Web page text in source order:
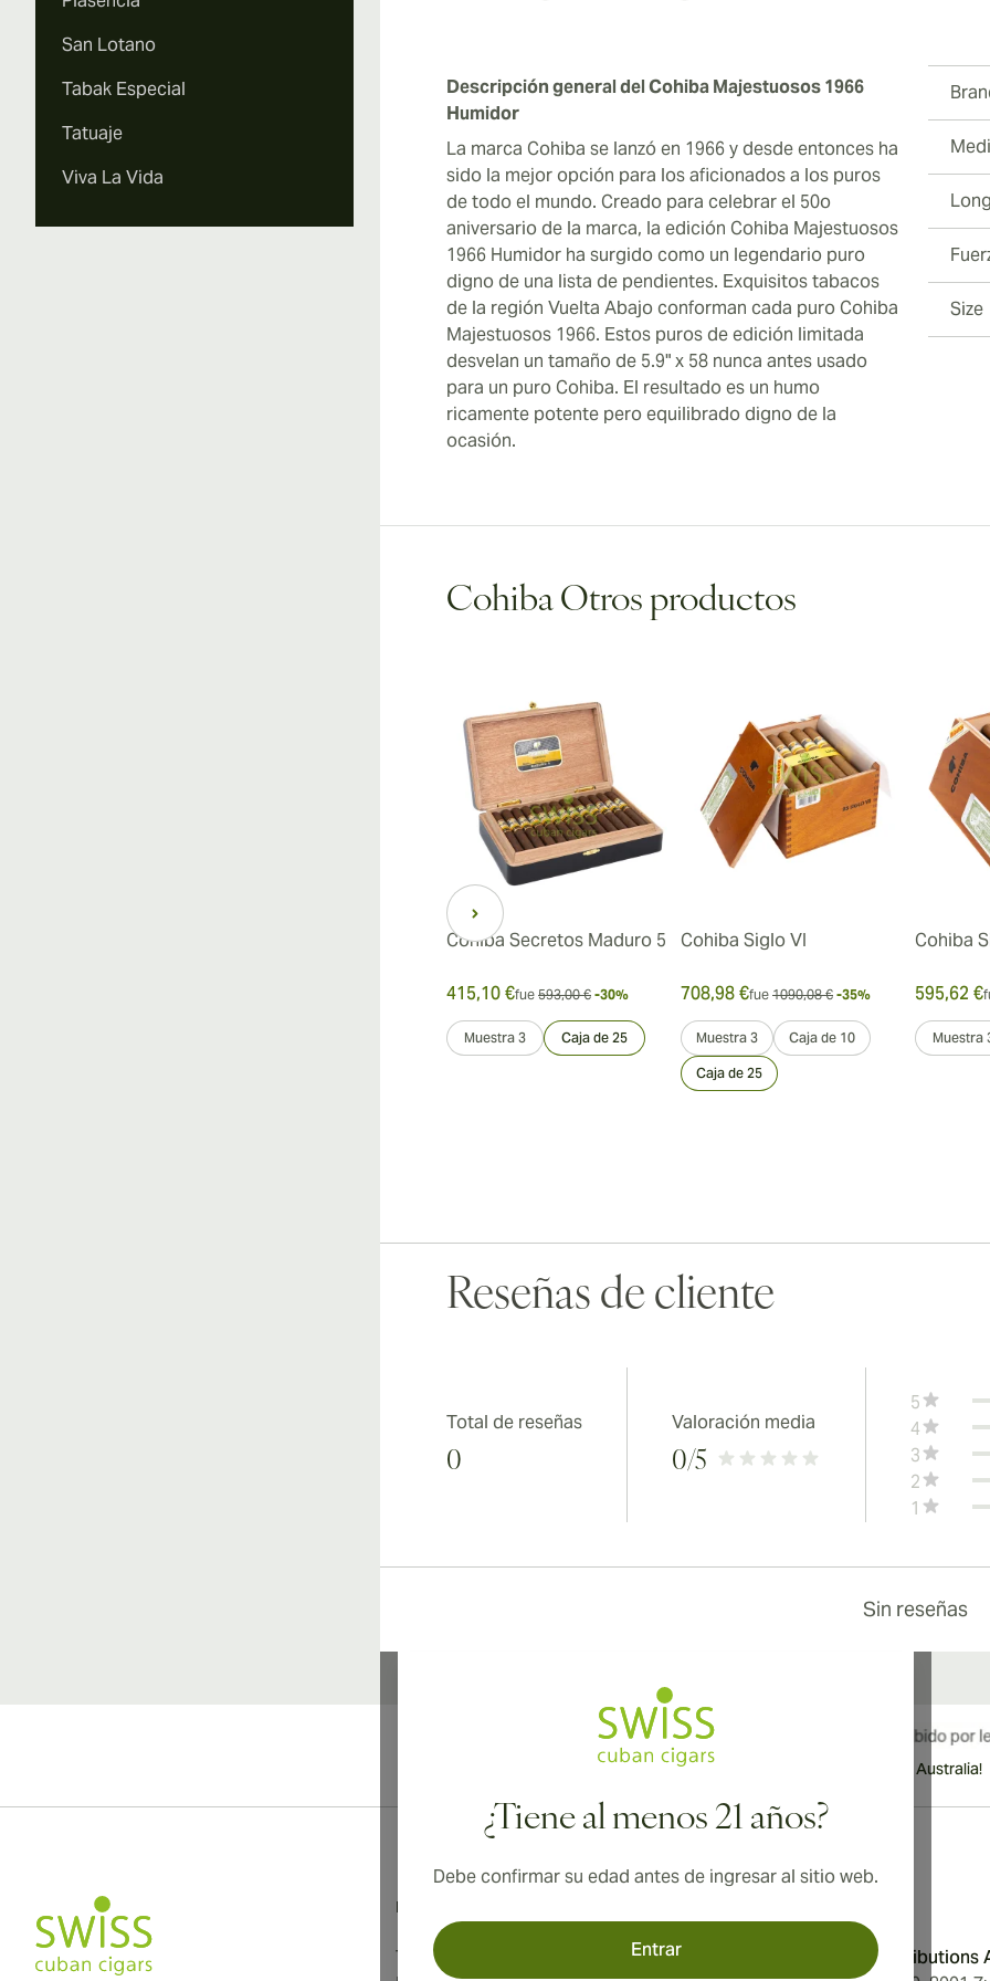
San Lotano
Tabak Especial
Tatuaje
Viva La Vida
View larger image
Descripción general del Cohiba Majestuosos 1966
Humidor
La marca Cohiba se lanzó en 1966 y desde entonces ha
sido la mejor opción para los aficionados a los puros
de todo el mundo. Creado para celebrar el 50o
aniversario de la marca, la edición Cohiba Majestuosos
1966 Humidor ha surgido como un legendario puro
digno de una lista de pendientes. Exquisitos tabacos
de la región Vuelta Abajo conforman cada puro Cohiba
Majestuosos 1966. Estos puros de edición limitada
desvelan un tamaño de 5.9" x 58 nunca antes usado
para un puro Cohiba. El resultado es un humo
ricamente potente pero equilibrado digno de la
ocasión.
Size
Cohiba Otros productos
Cohiba Secretos Maduro 5
415,10 €fue 593,00 € -30%
Muestra 3 Caja de 25
Cohiba Siglo VI
708,98 €fue 1090,08 € -35%
Muestra 3 Caja de 10
Caja de 25
Cohiba
595,62 €
Muestra
Reseñas de cliente
Total de reseñas
0
Valoración media
0/5
5
4
3
2
1
Sin reseñas
¿Tiene al menos 21 años?
Debe confirmar su edad antes de ingresar al sitio web.
Entrar
¡Envío internacional disponible a Canadá, Reino Unido y Australia!
Aromatica Distributions
Información
Términos y Condiciones